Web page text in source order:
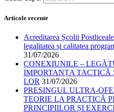
Articole recente
Acreditarea Școlii
legalitatea și calitatea
31/07/2026
CONEXIUNILE –
IMPORTANȚA
LOR 31/07/2026
PRESINGUL ULTRA-
TEORIE LA PRACTICĂ
PRINCIPIILOR ȘI